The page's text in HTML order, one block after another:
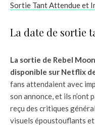
Sortie Tant Attendue et
La date de sortie
La sortie de Rebel
disponible sur Netflix
fans attendaient avec
son annonce, et ils n’ont
reçu des critiques
visuels époustouflants